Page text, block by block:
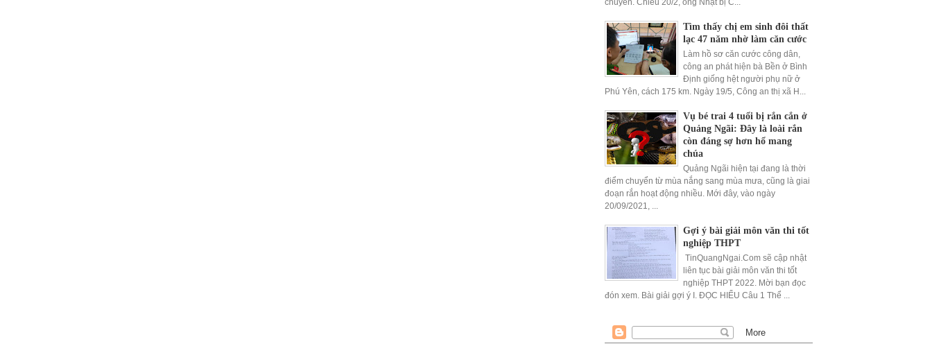
chuyển. Chiều 20/2, ông Nhạt bị C...
Tìm thấy chị em sinh đôi thất
lạc 47 năm nhờ làm căn cước
Làm hồ sơ căn cước công dân,
công an phát hiện bà Bền ở Bình
Định giống hệt người phụ nữ ở
Phú Yên, cách 175 km. Ngày 19/5, Công an thị xã H...
Vụ bé trai 4 tuổi bị rắn cắn ở
Quảng Ngãi: Đây là loài rắn
còn đáng sợ hơn hổ mang
chúa
Quảng Ngãi hiện tại đang là thời
điểm chuyển từ mùa nắng sang mùa mưa, cũng là giai
đoạn rắn hoạt động nhiều. Mới đây, vào ngày
20/09/2021, ...
Gợi ý bài giải môn văn thi tốt
nghiệp THPT
TinQuangNgai.Com sẽ cập nhật
liên tục bài giải môn văn thi tốt
nghiệp THPT 2022. Mời bạn đọc
đón xem. Bài giải gợi ý I. ĐỌC HIỂU Câu 1 Thể ...